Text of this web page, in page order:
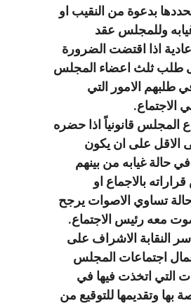
بدعوة من النقيب او
وللمجلس عقد
اذا اقتضت الضرورة
طلب ثلث اعضاء المجلس
طلبهم الامور التي
الاجتماع.
المجلس قانونياً اذا حضره
الاقل على ان يكون
في حالة غيابه من بينهم
بالاجماع او
حالة تساوي الاصوات يرجح
معه رئيس الاجتماع.
النقابة الاشراف على
اجتماعات المجلس
التي اتخذت فيها في
بها وتقديمها للتوقيع من